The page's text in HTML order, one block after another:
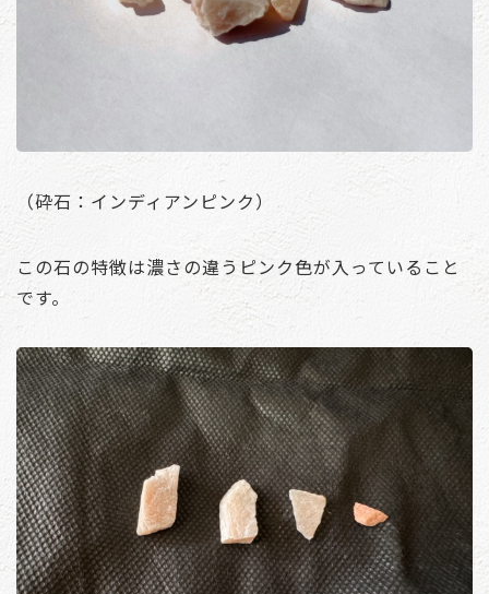
（砕石：インディアンピンク）
この石の特徴は濃さの違うピンク色が入っていること
です。